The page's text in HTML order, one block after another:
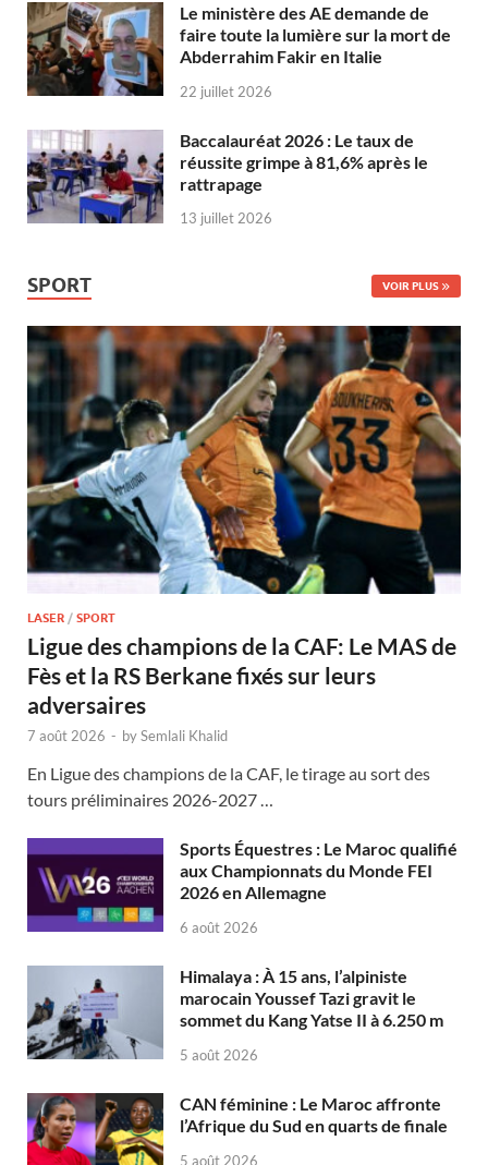
Le ministère des AE demande de
faire toute la lumière sur la mort de
Abderrahim Fakir en Italie
22 juillet 2026
Baccalauréat 2026 : Le taux de
réussite grimpe à 81,6% après le
rattrapage
13 juillet 2026
SPORT VOIR PLUS
LASER / SPORT
Ligue des champions de la CAF: Le MAS de
Fès et la RS Berkane fixés sur leurs
adversaires
7 août 2026 - bySemlali Khalid
En Ligue des champions de la CAF, le tirage au sort des
tours préliminaires 2026-2027 …
Sports Équestres : Le Maroc qualifié
aux Championnats du Monde FEI
2026 en Allemagne
6 août 2026
Himalaya : À 15 ans, l’alpiniste
marocain Youssef Tazi gravit le
sommet du Kang Yatse II à 6.250 m
5 août 2026
CAN féminine : Le Maroc affronte
l’Afrique du Sud en quarts de finale
5 août 2026